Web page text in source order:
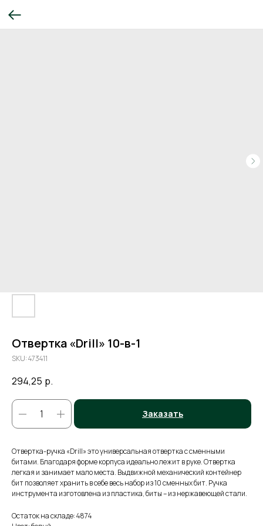
Отвертка «Drill» 10-в-1
SKU:473411
294,25 р.
Заказать
Отвертка-ручка «Drill» это универсальная отвертка с сменными
битами. Благодаря форме корпуса идеально лежит в руке. Отвертка
легкая и занимает мало места. Выдвижной механический контейнер
бит позволяет хранить в себе весь набор из 10 сменных бит. Ручка
инструмента изготовлена из пластика, биты – из нержавеющей стали.
Остаток на складе: 4874